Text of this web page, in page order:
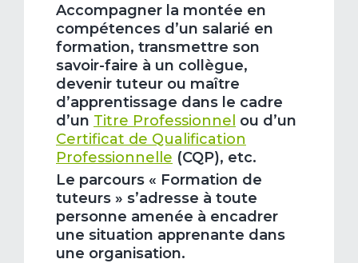
Accompagner la montée en
compétences d’un salarié en
formation, transmettre son
savoir-faire à un collègue,
devenir tuteur ou maître
d’apprentissage dans le cadre
d’un Titre Professionnel ou d’un
Certificat de Qualification
Professionnelle (CQP), etc.
Le parcours « Formation de
tuteurs » s’adresse à toute
personne amenée à encadrer
une situation apprenante dans
une organisation.